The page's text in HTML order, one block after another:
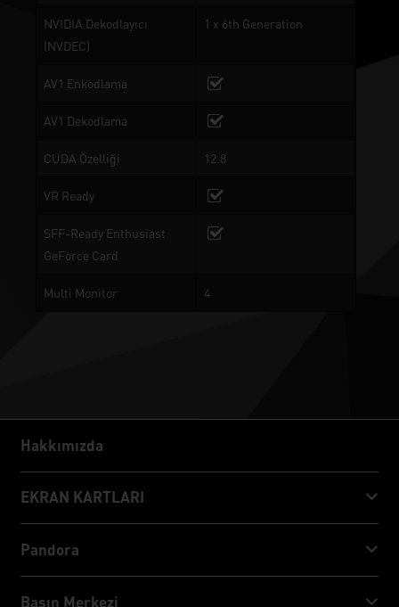
NVIDIA Dekodlayıcı
(NVDEC)
1 x 6th Generation
AV1 Enkodlama
AV1 Dekodlama
CUDA Özelliği 12.8
VR Ready
SFF-Ready Enthusiast
GeForce Card
Multi Monitor 4
Hakkımızda
Hakkımızda
EKRAN KARTLARI
GeForce RTX™ 40 Series
Pandora
Basın Merkezi